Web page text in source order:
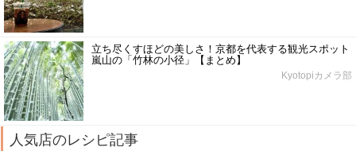
立ち尽くすほどの美しさ！京都を代表する観光スポット
嵐山の「竹林の小径」【まとめ】
Kyotopiカメラ部
人気店のレシピ記事